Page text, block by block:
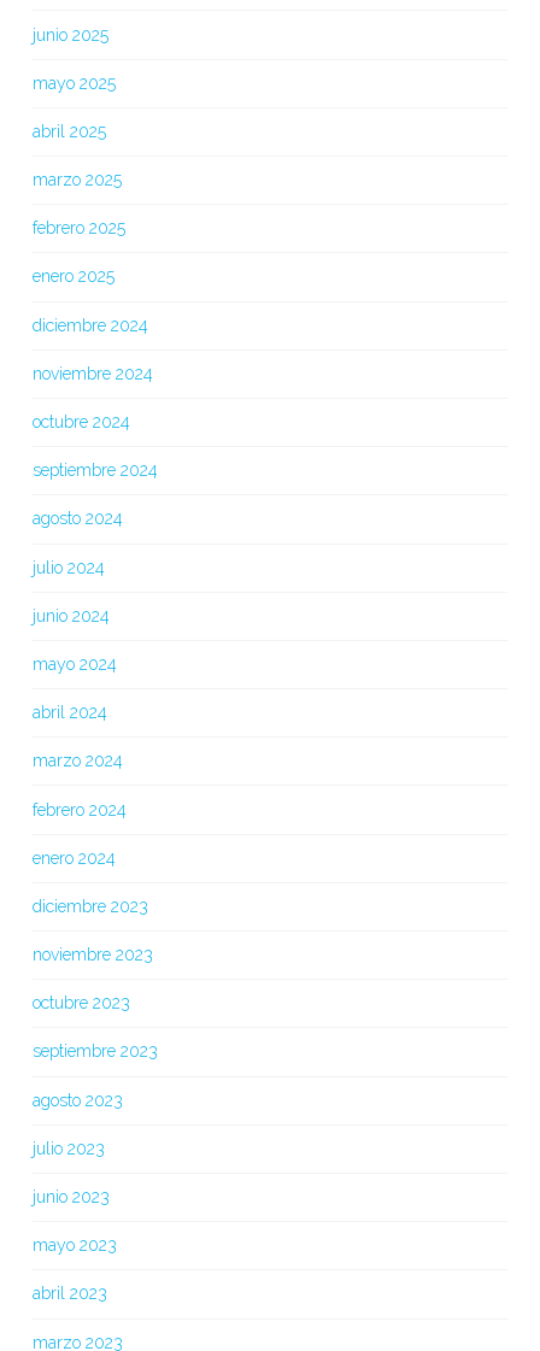
junio 2025
mayo 2025
abril 2025
marzo 2025
febrero 2025
enero 2025
diciembre 2024
noviembre 2024
octubre 2024
septiembre 2024
agosto 2024
julio 2024
junio 2024
mayo 2024
abril 2024
marzo 2024
febrero 2024
enero 2024
diciembre 2023
noviembre 2023
octubre 2023
septiembre 2023
agosto 2023
julio 2023
junio 2023
mayo 2023
abril 2023
marzo 2023